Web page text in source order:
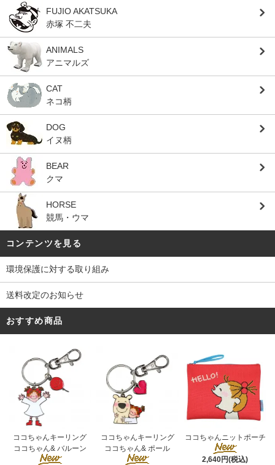
FUJIO AKATSUKA
赤塚 不二夫
ANIMALS
アニマルズ
CAT
ネコ柄
DOG
イヌ柄
BEAR
クマ
HORSE
競馬・ウマ
コンテンツを見る
環境保護に対する取り組み
送料改定のお知らせ
おすすめ商品
ココちゃんキーリング
ココちゃん& バルーン
ココちゃんキーリング
ココちゃん& ポール
ココちゃんニットポーチ
2,640円(税込)